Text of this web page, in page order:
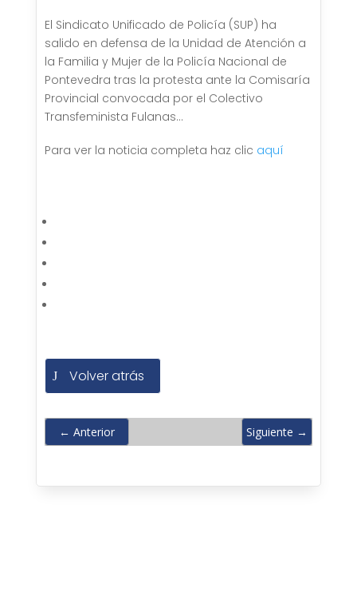
El Sindicato Unificado de Policía (SUP) ha
salido en defensa de la Unidad de Atención a
la Familia y Mujer de la Policía Nacional de
Pontevedra tras la protesta ante la Comisaría
Provincial convocada por el Colectivo
Transfeminista Fulanas…
Para ver la noticia completa haz clic aquí
Volver atrás
← Anterior Siguiente →